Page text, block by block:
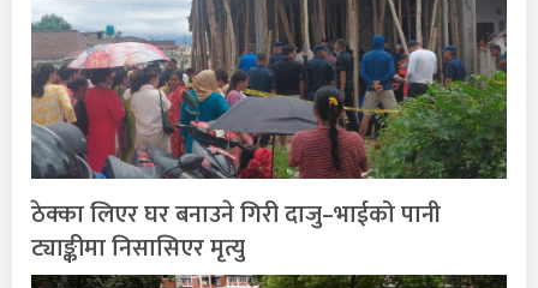
ठेक्का लिएर घर बनाउने गिरी दाजु–भाईको पानी
ट्याङ्कीमा निसासिएर मृत्यु